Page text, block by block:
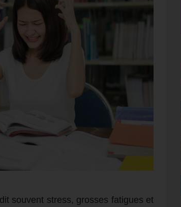
souvent stress, grosses fatigues et